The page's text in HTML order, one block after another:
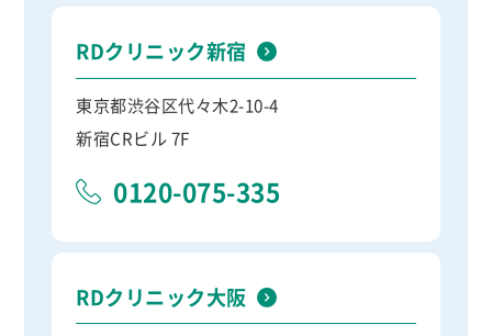
RDクリニック新宿
東京都渋谷区代々木2-10-4
新宿CRビル 7F
0120-075-335
RDクリニック大阪